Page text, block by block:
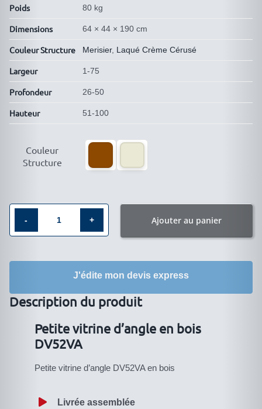
Poids 80 kg
Dimensions 64 × 44 × 190 cm
Couleur Structure Merisier, Laqué Crème Cérusé
Largeur 1-75
Profondeur 26-50
Hauteur 51-100
Couleur
Structure
Petite
vitrine
d′angle
en
bois
DV52VA
Ajouter au panier
J'édite mon devis express
Description du produit
Petite vitrine d’angle en bois
DV52VA
Petite vitrine d’angle DV52VA en bois
Livrée assemblée